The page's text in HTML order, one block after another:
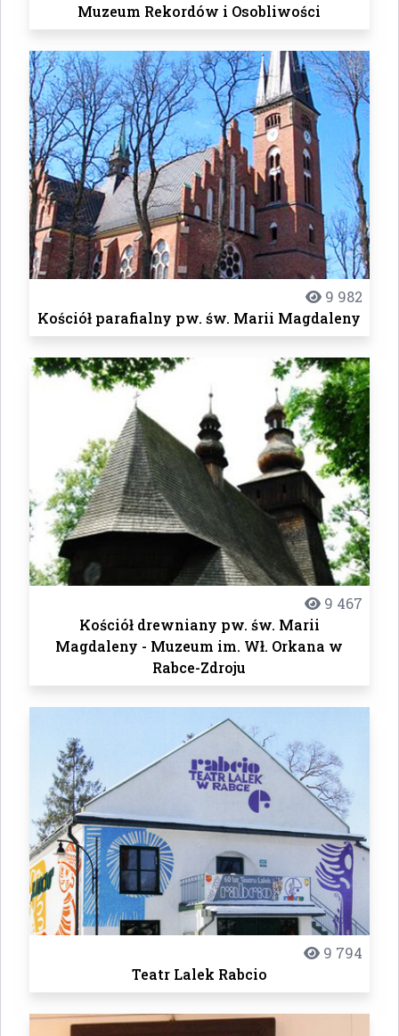
Muzeum Rekordów i Osobliwości
9 982
Kościół parafialny pw. św. Marii Magdaleny
9 467
Kościół drewniany pw. św. Marii
Magdaleny - Muzeum im. Wł. Orkana w
Rabce-Zdroju
9 794
Teatr Lalek Rabcio